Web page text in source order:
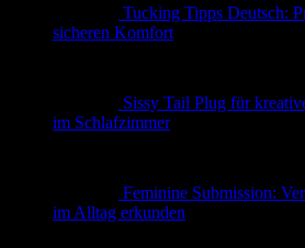
Tucking Tipps Deutsch:
sicheren Komfort
Sissy Tail Plug für
im Schlafzimmer
Feminine Submission:
im Alltag erkunden